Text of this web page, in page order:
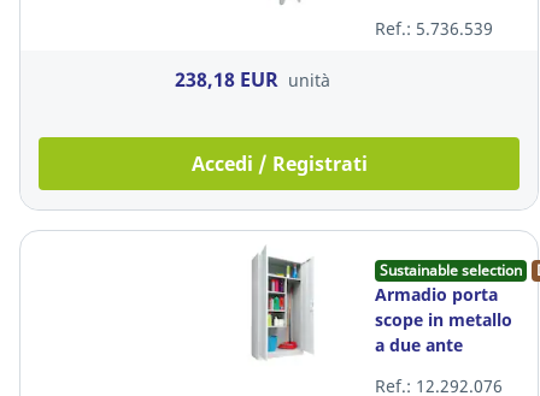
1 anta con
Ref.: 5.736.539
238,18 EUR unità
Accedi / Registrati
Sustainable selection
Armadio porta
scope in metallo
a due ante
Ref.: 12.292.076